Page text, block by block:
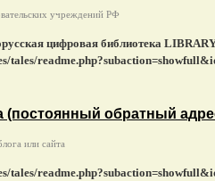
учреждений РФ
цифровая библиотека
tales/
(постоянный обратный
или сайта
tales/